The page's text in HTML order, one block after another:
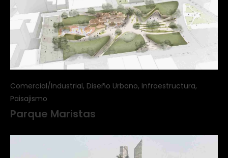
Comercial/Industrial, Diseño Urbano, Infraestructura,
Paisajismo
Parque Maristas